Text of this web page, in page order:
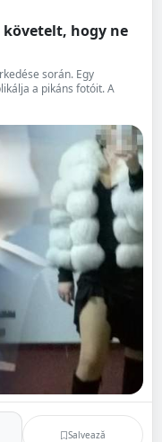
hogy ne
során. Egy
a pikáns fotóit. A
Salvează